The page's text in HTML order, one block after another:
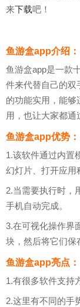
来下载吧！
鱼游盒app介绍：
鱼游盒app是一款
件来代替自己的双
的功能实用，能够
用，也让大家都通
鱼游盒app优势：
1.该软件通过内置
幻灯片、打开应用
2.当需要执行时，
手机自动完成。
3.在可视化操作界
块，然后将它们保
鱼游盒app亮点：
1.有很多软件支持
2.这里有不同的手